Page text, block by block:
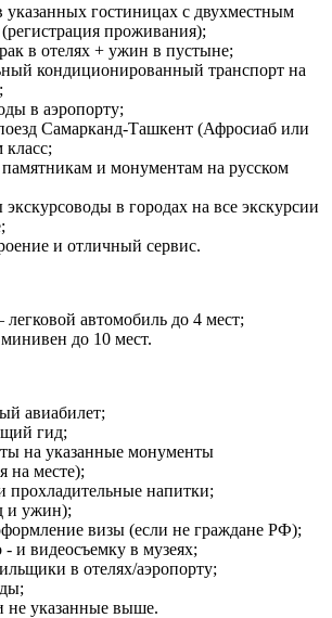
гостиницах с двухместным
проживания);
в отелях + ужин в пустыне;
кондиционированный транспорт на
в аэропорту;
Самарканд-Ташкент (Афросиаб или
и монументам на русском
в городах на все экскурсии
и отличный сервис.
легковой автомобиль до 4 мест;
до 10 мест.
авиабилет;
гид;
на указанные монументы
на месте);
прохладительные напитки;
и ужин);
визы (если не граждане РФ);
- и видеосъемку в музеях;
в отелях/аэропорту;
не указанные выше.